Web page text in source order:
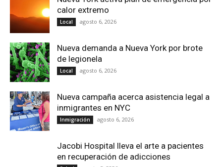
calor extremo
Local agosto 6, 2026
Nueva demanda a Nueva York por brote
de legionela
Local agosto 6, 2026
Nueva campaña acerca asistencia legal a
inmigrantes en NYC
Inmigración agosto 6, 2026
Jacobi Hospital lleva el arte a pacientes
en recuperación de adicciones